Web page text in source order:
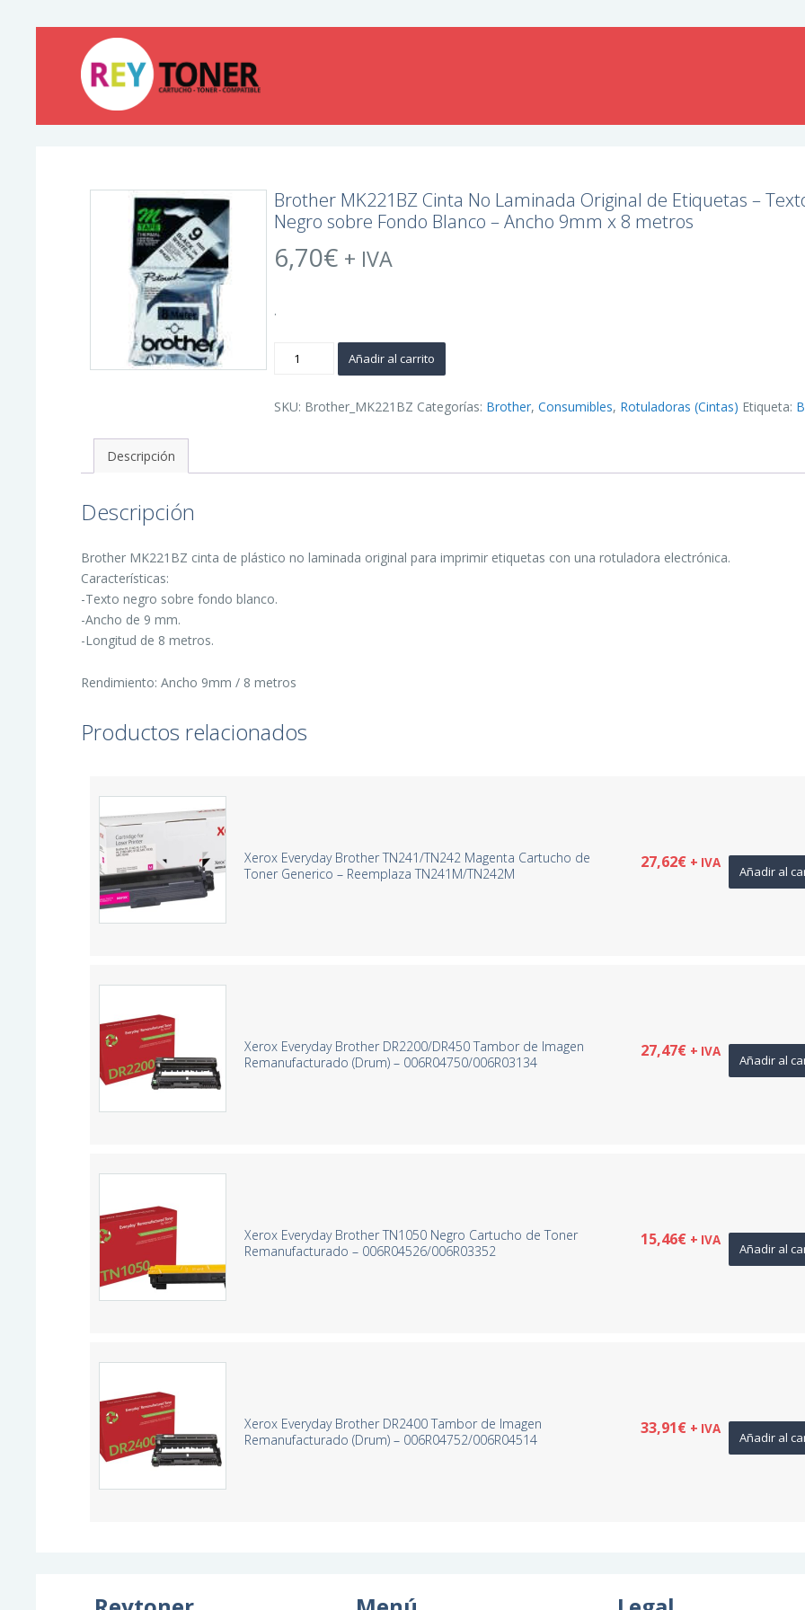
Brother MK221BZ Cinta No Laminada Original de Etiquetas –
Negro sobre Fondo Blanco – Ancho 9mm x 8 metros
6,70€ + IVA
.
MK221BZ
Laminada
Original
Negro
x
cantidad
Añadir al carrito
SKU: Brother_MK221BZ Categorías: Brother,Consumibles, Rotuladoras (Cintas) Etiqueta:
Descripción
Descripción
Brother MK221BZ cinta de plástico no laminada original para imprimir etiquetas con una rotuladora electrónica.
Características:
-Texto negro sobre fondo blanco.
-Ancho de 9 mm.
-Longitud de 8 metros.
Rendimiento: Ancho 9mm / 8 metros
Productos relacionados
Xerox Everyday Brother TN241/TN242 Magenta Cartucho de
Toner Generico – Reemplaza TN241M/TN242M
27,62€ + IVA
Añadir al
Xerox Everyday Brother DR2200/DR450 Tambor de Imagen
Remanufacturado (Drum) – 006R04750/006R03134
27,47€ + IVA
Añadir al
Xerox Everyday Brother TN1050 Negro Cartucho de Toner
Remanufacturado – 006R04526/006R03352
15,46€ + IVA
Añadir al
Xerox Everyday Brother DR2400 Tambor de Imagen
Remanufacturado (Drum) – 006R04752/006R04514
33,91€ + IVA
Añadir al